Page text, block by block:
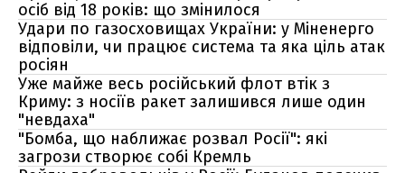
осіб від 18 років: що змінилося
Удари по газосховищах України: у Міненерго
відповіли, чи працює система та яка ціль атак
росіян
Уже майже весь російський флот втік з
Криму: з носіїв ракет залишився лише один
"невдаха"
"Бомба, що наближає розвал Росії": які
загрози створює собі Кремль